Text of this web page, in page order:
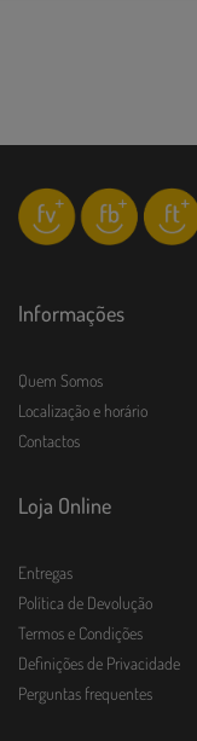
Informações
Quem Somos
Localização e horário
Contactos
Loja Online
Entregas
Política de Devolução
Termos e Condições
Definições de Privacidade
Perguntas frequentes